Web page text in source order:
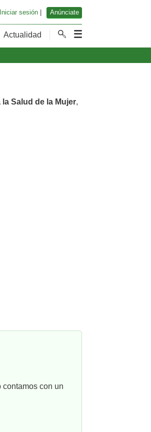
sesión| Anúnciate
Actualidad
Salud de la Mujer,
contamos con un